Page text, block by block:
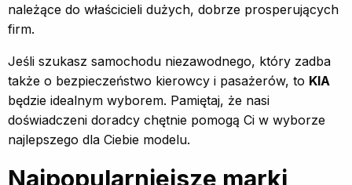
należące do właścicieli dużych, dobrze prosperujących
firm.
Jeśli szukasz samochodu niezawodnego, który zadba
także o bezpieczeństwo kierowcy i pasażerów, to KIA
będzie idealnym wyborem. Pamiętaj, że nasi
doświadczeni doradcy chętnie pomogą Ci w wyborze
najlepszego dla Ciebie modelu.
Najpopularniejsze marki